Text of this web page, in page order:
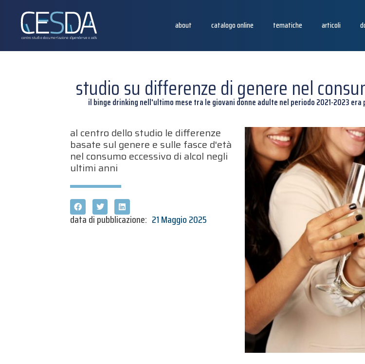
about catalogo online tematiche articoli
studio su differenze di genere nel
il binge drinking nell'ultimo mese tra le giovani donne adulte nel periodo 2021-2023
al centro dello studio le differenze
basate sul genere e sulle fasce d'età
nel consumo eccessivo di alcol negli
ultimi anni
data di pubblicazione: 21 Maggio 2025